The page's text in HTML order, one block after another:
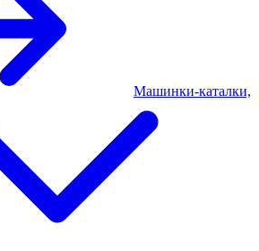
Машинки-каталки,